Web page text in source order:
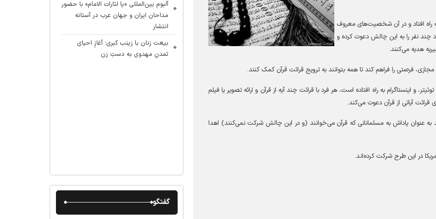
راه افتاد و در آن شخصیت‌های معروف
چند نفر را به این چالش دعوت کرده و
هدیه می‌کنند.
فرصتی را فراهم کند تا همه بتوانند به ترویج قرائت قرآن کمک کنند.
اینستاگرام به راه افتاده است، هر فرد با قرائت چند آیه از قرآن و ارائه تصویر یا فیلم
قرائت آیاتی از قرآن دعوت می‌کند.
به عنوان پاداش به مسلمانانی که قرآن می‌خوانند (و در این چالش شرکت نمی‌کنند) اهدا
در این طرح شرکت کرده‌اند.
آلبوم بین‌المللی «یا لثارات الامام» با حضور
مداحان ایران و جهان عرب در آستانه
انتشار
بیعت زنان با زینب کبری؛ آغازِ احیای
تمدنِ مهدوی به دستِ زن
گفتگو